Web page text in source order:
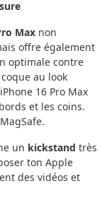
Max non
offre également
optimale contre
au look
16 Pro Max
et les coins.
un kickstand très
ton Apple
des vidéos et